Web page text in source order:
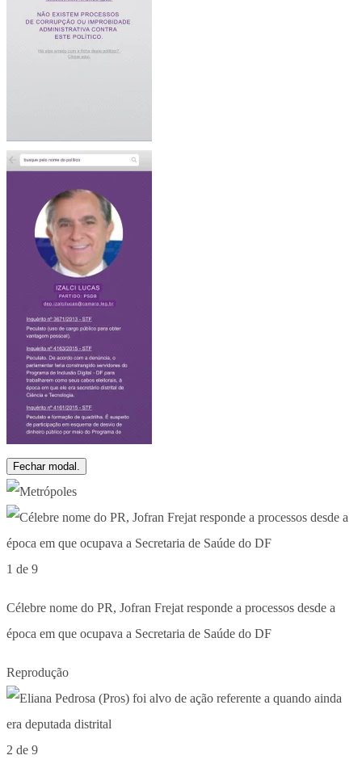
Fechar modal.
1 de 9
Célebre nome do PR, Jofran Frejat responde a processos desde a
época em que ocupava a Secretaria de Saúde do DF
Reprodução
2 de 9